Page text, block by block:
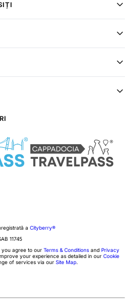
a Cityberry®
11745
you agree to our Terms & Conditions and Privacy
your experience as detailed in our Cookie
of services via our Site Map.